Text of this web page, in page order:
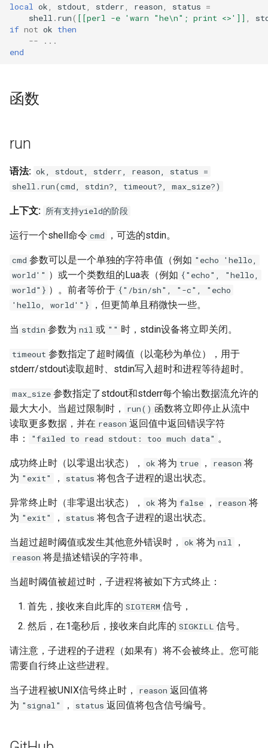
brotli
cache-purge
cgi
compression-vary
cookie-limit
coolkit
delay
doh
dynamic-etag
dynamic-limit-req
echo
encrypted-session
error-log-write
execute
f4fhds
fancyindex
fips-check
local ok stdout stderr reason status =
shell . run( [[perl -e 'warn "he\n"; print <>']]
if not ok then
-- ...
end
函数
run
语法: ok, stdout, stderr, reason, status =
shell.run(cmd, stdin?, timeout?, max_size?)
上下文: 所有支持yield的阶段
运行一个shell命令 cmd ，可选的stdin。
cmd 参数可以是一个单独的字符串值（例如 "echo 'hello,
world'" ）或一个类数组的Lua表（例如 {"echo", "hello,
world"} ）。前者等价于 {"/bin/sh", "-c", "echo
'hello, world'"}
，但更简单且稍微快一些。
当 stdin 参数为 nil 或 "" 时，stdin设备将立即关闭。
timeout 参数指定了超时阈值（以毫秒为单位），用于
stderr/stdout读取超时、stdin写入超时和进程等待超时。
max_size 参数指定了stdout和stderr每个输出数据流允许的
最大大小。当超过限制时，
run() 函数将立即停止从流中
读取更多数据，并在 reason 返回值中返回错误字符
串：
"failed to read stdout: too much data" 。
成功终止时（以零退出状态）， ok 将为 true ， reason 将
为 "exit" ， status 将包含子进程的退出状态。
异常终止时（非零退出状态）， ok 将为 false ， reason 将
为 "exit" ， status 将包含子进程的退出状态。
当超过超时阈值或发生其他意外错误时， ok 将为 nil ，
reason 将是描述错误的字符串。
当超时阈值被超过时，子进程将被如下方式终止：
首先，接收来自此库的 SIGTERM 信号，
然后，在1毫秒后，接收来自此库的 SIGKILL 信号。
请注意，子进程的子进程（如果有）将不会被终止。您可能
需要自行终止这些进程。
当子进程被UNIX信号终止时， reason 返回值将
为 "signal" ， status 返回值将包含信号编号。